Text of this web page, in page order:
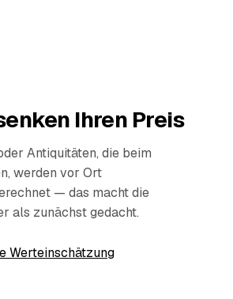
Ihren Preis
Antiquitäten, die beim
werden vor Ort
— das macht die
als zunächst gedacht.
Werteinschätzung